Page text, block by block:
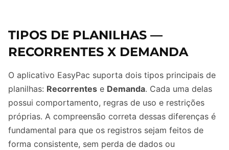
TIPOS DE PLANILHAS —
RECORRENTES X DEMANDA
O aplicativo EasyPac suporta dois tipos principais de
planilhas: Recorrentes e Demanda. Cada uma delas
possui comportamento, regras de uso e restrições
próprias. A compreensão correta dessas diferenças é
fundamental para que os registros sejam feitos de
forma consistente, sem perda de dados ou